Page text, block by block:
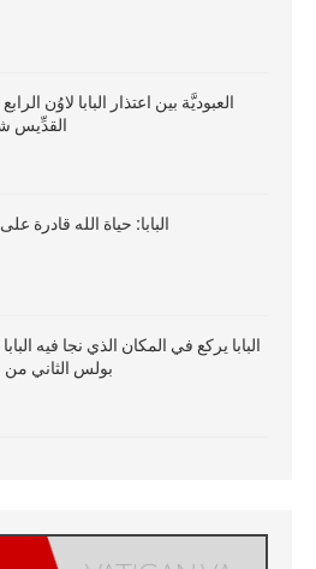
العبوديَّة بين اعتذار البابا لاوُن
القدِّيس
البابا: حياة الله قادرة
البابا يركع في المكان الذي نجا فيه
بولس الثاني من